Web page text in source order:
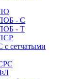
- С
- Т
с сетчатыми